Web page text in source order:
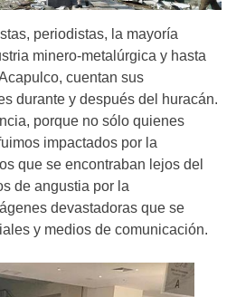
periodistas, la mayoría
minero-metalúrgica y hasta
cuentan sus
durante y después del huracán.
porque no sólo quienes
impactados por la
que se encontraban lejos del
de angustia por la
devastadoras que se
y medios de comunicación.